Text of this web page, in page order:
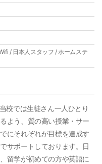
/ 日本人スタッフ / ホームステ
校では生徒さん一人ひとり
よう、質の高い授業・サー
にそれぞれが目標を達成す
サポートしております。日
留学が初めての方や英語に